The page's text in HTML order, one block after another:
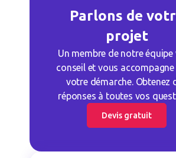
Parlons de
projet
Un membre de notre équipe
conseil et vous
votre démarche. Obtenez
réponses à toutes vos
Devis gratuit